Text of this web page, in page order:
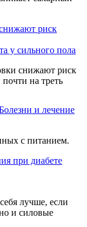
риск
у сильного пола
снижают риск
на треть
и лечение
с питанием.
при диабете
лучше, если
и силовые